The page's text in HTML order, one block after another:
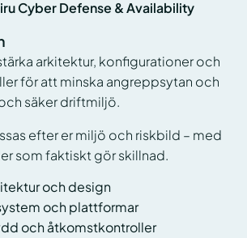
Cyber Defense & Availability
arkitektur, konfigurationer och
för att minska angreppsytan och
säker driftmiljö.
efter er miljö och riskbild – med
som faktiskt gör skillnad.
och design
och plattformar
och åtkomstkontroller